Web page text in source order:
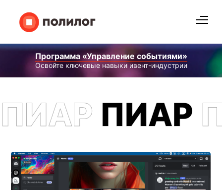
Программа «Управление событиями»
Освойте ключевые навыки ивент-индустрии
ПИАР ПИАР